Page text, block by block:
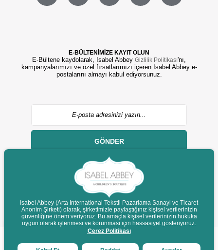
E-BÜLTENİMİZE KAYIT OLUN
E-Bültene kaydolarak, Isabel Abbey Gizlilik Politikası'nı,
kampanyalarımızı ve özel fırsatlarımızı içeren Isabel Abbey e-
postalarını almayı kabul ediyorsunuz.
GÖNDER
© 2022 isabelabbey.com - Tüm Hakları Saklıdır.
Destek
Isabel Abbey (Arta International Tekstil Pazarlama Sanayi ve Ticaret
Anonim Şirketi) olarak, şirketimizle paylaştığınız kişisel verilerinizin
güvenliğine önem veriyoruz. Bu amaçla kişisel verilerinizin hukuka
uygun olarak işlenmesi ve korunması için hassasiyet gösteriyoruz.
Çerez Politikası